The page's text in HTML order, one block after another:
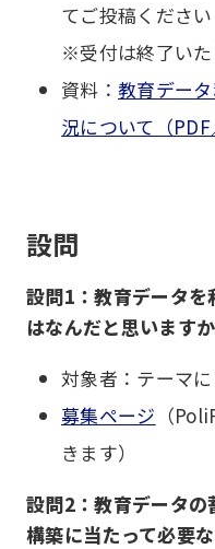
てご投稿ください
※受付は終了いた
資料：教育デー
況について（PDF
設問
設問1：教育データ
はなんだと思いますか
対象者：テーマ
募集ページ （
きます）
設問2：教育データの
構築に当たって必要